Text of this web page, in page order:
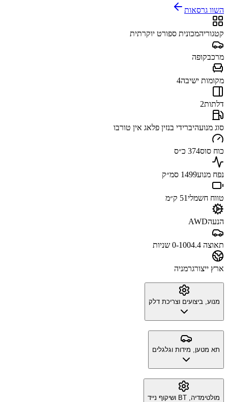
השוו גרסאות
קטגוריהמכונית ספורט יוקרתית
מרכבקופה
מקומות ישיבה4
דלתות2
סוג מנועהיברידי בנזין פלאג אין טורבו
כוח סוס374 כ״ס
נפח מנוע1499 סמ״ק
טווח חשמלי51 ק״מ
הנעהAWD
תאוצה 0-100 4.4 שניות
ארץ ייצורגרמניה
מנוע, ביצועים וצריכת דלק
תא מטען, מידות וגלגלים
מולטימדיה, BT ושיקוף נייד